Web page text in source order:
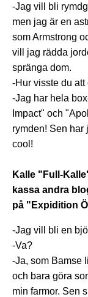
-Jag vill bli
men jag är en
som Armstrong
vill jag rädda
spränga dom.
-Hur visste du
-Jag har hela
Impact" och
rymden! Sen har
cool!
Kalle "Full-
kassa andra
på "Expidition
-Jag vill bli en
-Va?
-Ja, som Bamse
och bara göra
min farmor. Sen